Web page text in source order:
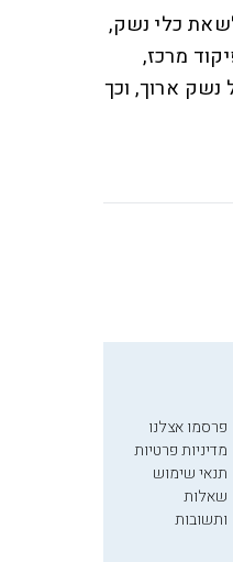
כלי נשק,
מרכז,
נשק ארוך, וכך
פרסמו אצלנו
מדיניות פרטיות
תנאי שימוש
שאלות
ותשובות